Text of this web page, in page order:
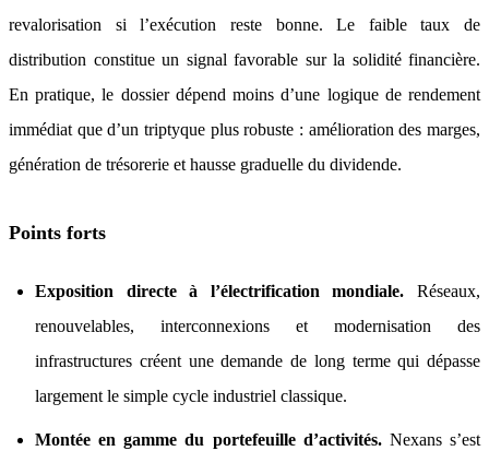
revalorisation si l’exécution reste bonne. Le faible taux de
distribution constitue un signal favorable sur la solidité financière.
En pratique, le dossier dépend moins d’une logique de rendement
immédiat que d’un triptyque plus robuste : amélioration des marges,
génération de trésorerie et hausse graduelle du dividende.
Points forts
Exposition directe à l’électrification mondiale. Réseaux,
renouvelables, interconnexions et modernisation des
infrastructures créent une demande de long terme qui dépasse
largement le simple cycle industriel classique.
Montée en gamme du portefeuille d’activités.Nexans s’est